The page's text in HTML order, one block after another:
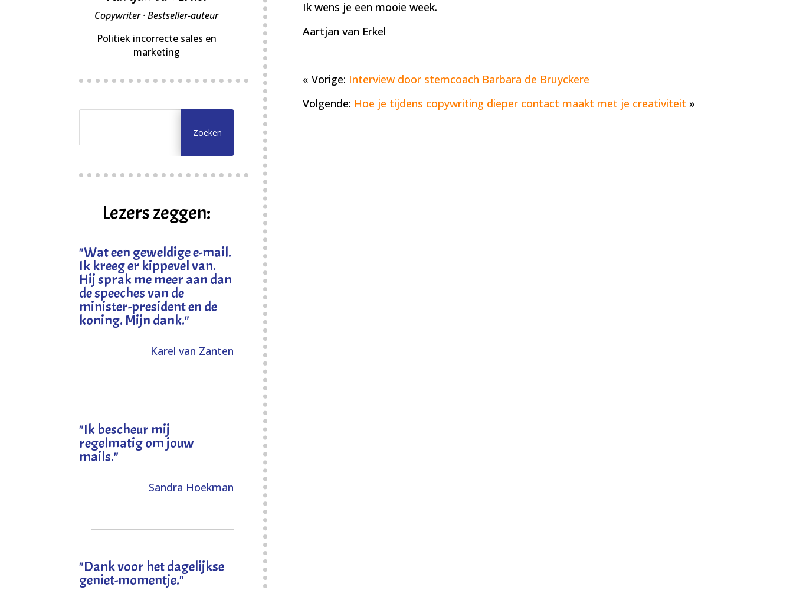
Copywriter · Bestseller-auteur
Politiek incorrecte sales en
marketing
Lezers zeggen:
"Wat een geweldige e-mail.
Ik kreeg er kippevel van.
Hij sprak me meer aan dan
de speeches van de
minister-president en de
koning. Mijn dank."
Karel van Zanten
"Ik bescheur mij
regelmatig om jouw
mails."
Sandra Hoekman
"Dank voor het dagelijkse
geniet-momentje."
Ik wens je een mooie week.
Aartjan van Erkel
« Vorige: Interview door stemcoach Barbara de Bruyckere
Volgende: Hoe je tijdens copywriting dieper contact maakt met je creativiteit »